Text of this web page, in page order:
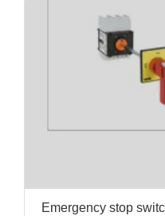
Emergency stop